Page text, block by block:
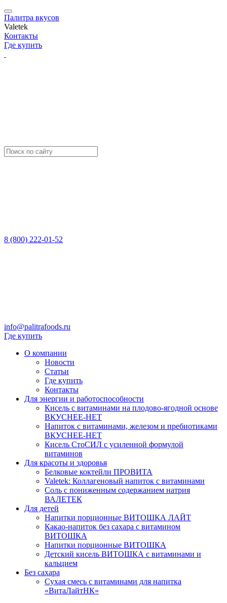
Палитра вкусов
Valetek
Контакты
Где купить
8 (800) 222-01-52
info@palitrafoods.ru
Где купить
О компании
Новости
Статьи
Где купить
Контакты
Для энергии и работоспособности
Кисель с витаминами на плодово-ягодной основе
ВКУСНЕЕ-НЕТ
Напиток с витаминами, железом и пребиотиками
ВКУСНЕЕ-НЕТ
Кисель СтоСИЛ с усиленной формулой
витаминов
Для красоты и здоровья
Белковые коктейли ПРОВИТА
Valetek: Коллагеновый напиток с витаминами
Соль с пониженным содержанием натрия
ВАЛЕТЕК
Для детей
Напитки порционные ВИТОШКА ЛАЙТ
Какао-напиток без сахара с витамином
ВИТОШКА
Напитки порционные ВИТОШКА
Детский кисель ВИТОШКА с витаминами и
кальцием
Без сахара
Сухая смесь с витаминами для напитка
«ВитаЛайтНК»